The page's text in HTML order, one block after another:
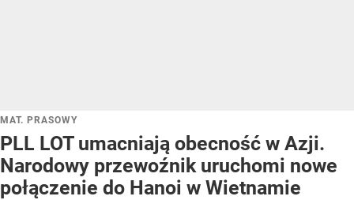
MAT. PRASOWY
PLL LOT umacniają obecność w Azji.
Narodowy przewoźnik uruchomi nowe
połączenie do Hanoi w Wietnamie